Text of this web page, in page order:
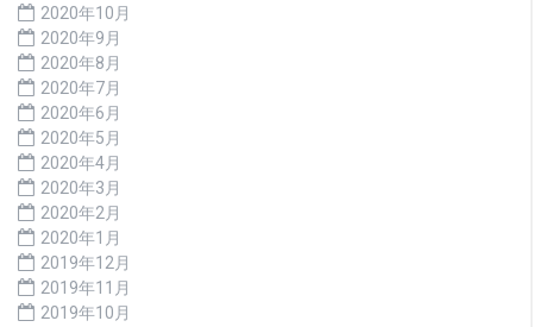
2020年10月
2020年9月
2020年8月
2020年7月
2020年6月
2020年5月
2020年4月
2020年3月
2020年2月
2020年1月
2019年12月
2019年11月
2019年10月